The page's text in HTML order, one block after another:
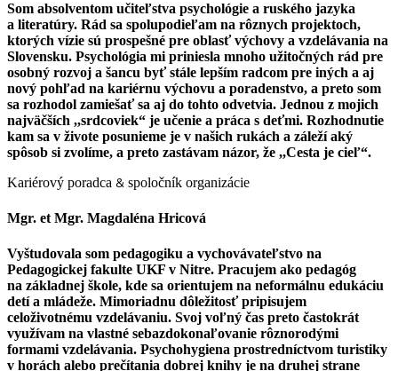
Som absolventom učiteľstva psychológie a ruského jazyka
a literatúry. Rád sa spolupodieľam na rôznych projektoch,
ktorých vízie sú prospešné pre oblasť výchovy a vzdelávania na
Slovensku. Psychológia mi priniesla mnoho užitočných rád pre
osobný rozvoj a šancu byť stále lepším radcom pre iných a aj
nový pohľad na kariérnu výchovu a poradenstvo, a preto som
sa rozhodol zamiešať sa aj do tohto odvetvia. Jednou z mojich
najväčších ,,srdcoviek“ je učenie a práca s deťmi. Rozhodnutie
kam sa v živote posunieme je v našich rukách a záleží aký
spôsob si zvolíme, a preto zastávam názor, že ,,Cesta je cieľ“.
Kariérový poradca & spoločník organizácie
Mgr. et Mgr. Magdaléna Hricová
Vyštudovala som pedagogiku a vychovávateľstvo na
Pedagogickej fakulte UKF v Nitre. Pracujem ako pedagóg
na základnej škole, kde sa orientujem na neformálnu edukáciu
detí a mládeže. Mimoriadnu dôležitosť pripisujem
celoživotnému vzdelávaniu. Svoj voľný čas preto častokrát
využívam na vlastné sebazdokonaľovanie rôznorodými
formami vzdelávania. Psychohygiena prostredníctvom turistiky
v horách alebo prečítania dobrej knihy je na druhej strane